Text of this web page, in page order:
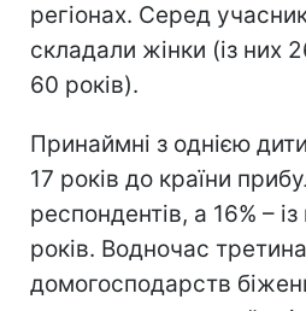
регіонах. Серед
складали жінки (із них
60 років).
Принаймні з однією
17 років до країни
респондентів, а 16% –
років. Водночас
домогосподарств